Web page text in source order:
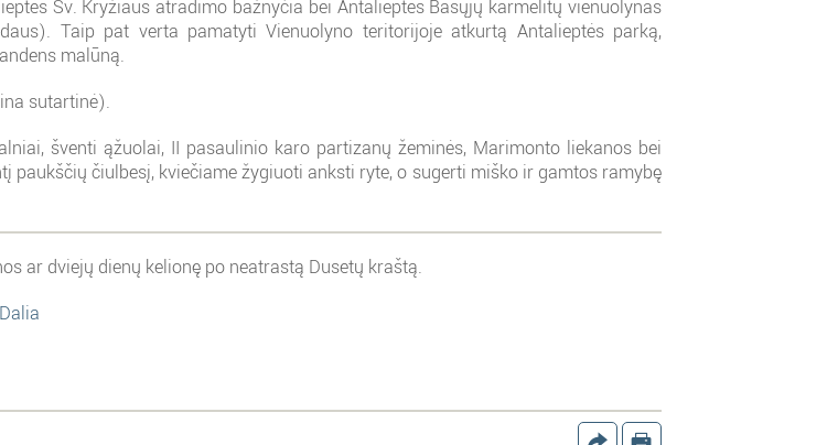
Šv. Kryžiaus atradimo bažnyčia bei Antalieptės Basųjų karmelitų vienuolynas
Taip pat verta pamatyti Vienuolyno teritorijoje atkurtą Antalieptės parką,
malūną.
sutartinė).
šventi ąžuolai, II pasaulinio karo partizanų žeminės, Marimonto liekanos bei
čiulbesį, kviečiame žygiuoti anksti ryte, o sugerti miško ir gamtos ramybę
ar dviejų dienų kelionę po neatrastą Dusetų kraštą.